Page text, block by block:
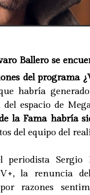
Ballero se
del programa
habría
espacio de
la Fama habría
del equipo del
periodista
la renuncia
razones